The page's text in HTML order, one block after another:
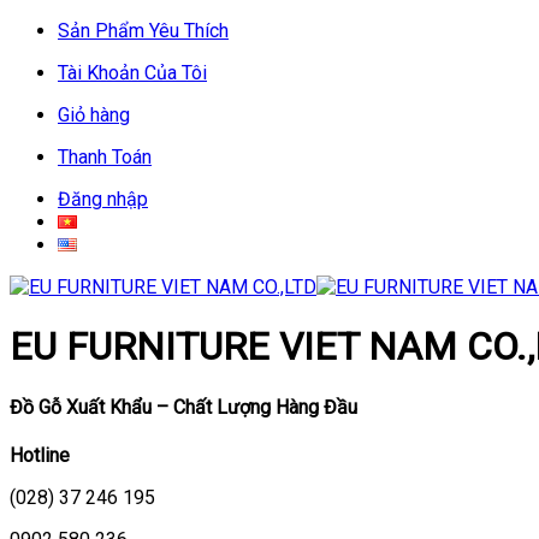
Skip
content
Sản Phẩm Yêu Thích
Tài Khoản Của Tôi
Giỏ hàng
Thanh Toán
Đăng nhập
EU FURNITURE VIET NAM
Đồ Gỗ Xuất Khẩu – Chất Lượng Hàng Đầu
Hotline
(028) 37 246 195